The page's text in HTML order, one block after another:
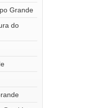
Grande
do